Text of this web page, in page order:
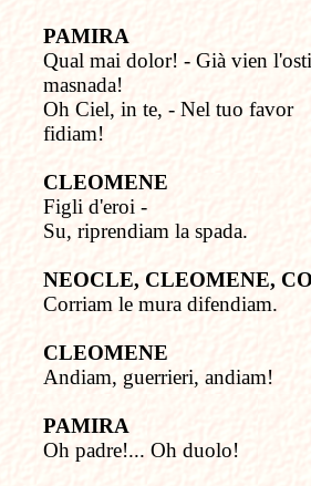
PAMIRA
Qual mai dolor! - Già vien
masnada!
Oh Ciel, in te, - Nel tuo favor
fidiam!
CLEOMENE
Figli d'eroi -
Su, riprendiam la spada.
NEOCLE, CLEOMENE,
Corriam le mura difendiam.
CLEOMENE
Andiam, guerrieri, andiam!
PAMIRA
Oh padre!... Oh duolo!